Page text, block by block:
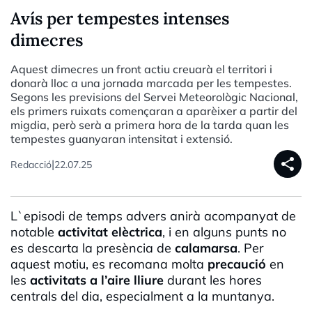
Avís per tempestes intenses
dimecres
Aquest dimecres un front actiu creuarà el territori i
donarà lloc a una jornada marcada per les tempestes.
Segons les previsions del Servei Meteorològic Nacional,
els primers ruixats començaran a aparèixer a partir del
migdia, però serà a primera hora de la tarda quan les
tempestes guanyaran intensitat i extensió.
Redacció|22.07.25 share
L`episodi de temps advers anirà acompanyat de
notable activitat elèctrica, i en alguns punts no
es descarta la presència de calamarsa. Per
aquest motiu, es recomana molta precaució en
les activitats a l’aire lliure durant les hores
centrals del dia, especialment a la muntanya.